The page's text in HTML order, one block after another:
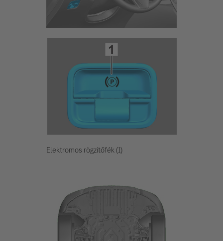
Elektromos rögzítőfék (1)